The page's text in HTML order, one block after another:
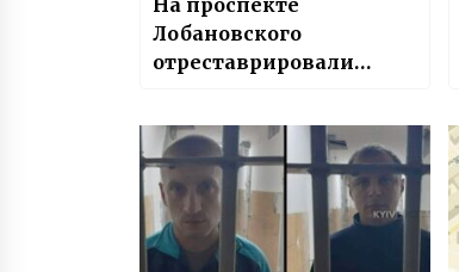
На проспекте
Лобановского
отреставрировали